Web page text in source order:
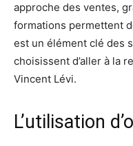
approche des ventes,
formations permettent
est un élément clé des
choisissent d’aller à la
Vincent Lévi.
L’utilisation